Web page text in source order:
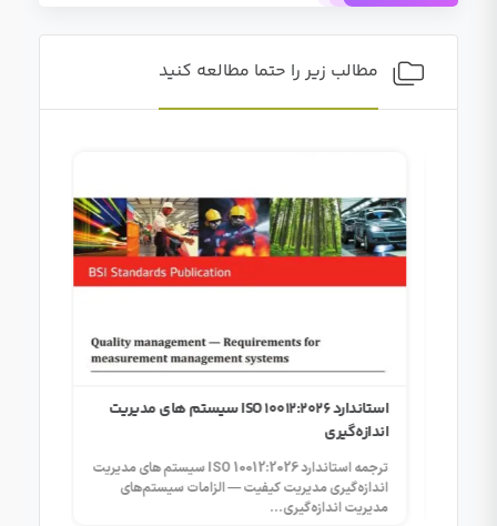
مطالب زیر را حتما مطالعه کنید
استاندارد ISO 10012:2026 سیستم‌ های مدیریت
اندازه‌گیری
ترجمه استاندارد ISO 10012:2026 سیستم‌ های مدیریت
اندازه‌گیری مدیریت کیفیت — الزامات سیستم‌های
مدیریت اندازه‌گیری...